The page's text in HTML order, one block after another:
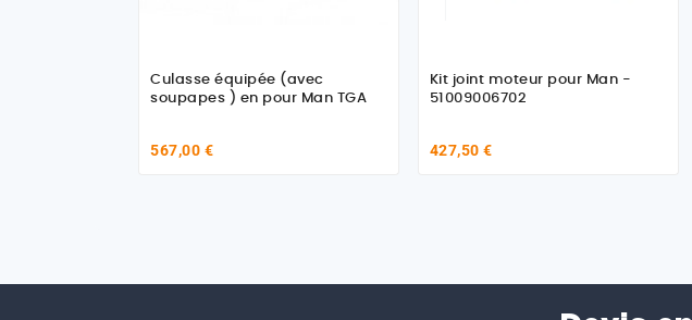
Culasse équipée (avec
soupapes ) en pour Man TGA
567,00 €
Kit joint moteur pour Man -
51009006702
427,50 €